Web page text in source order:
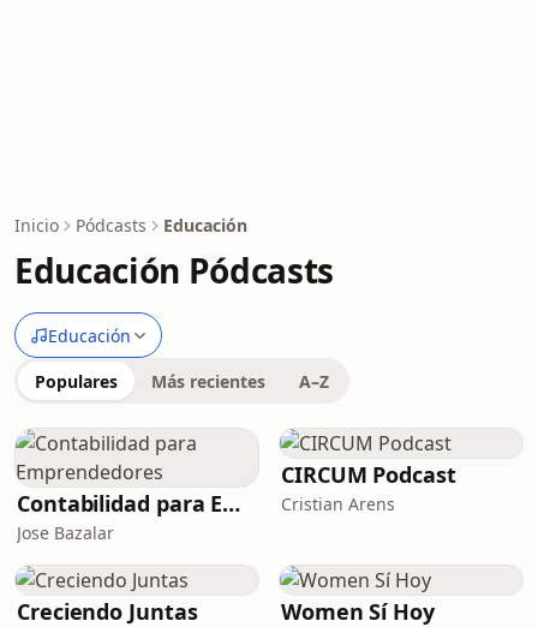
Inicio Pódcasts Educación
Educación Pódcasts
Educación
Populares Más recientes A–Z
Contabilidad para Emprendedores
Jose Bazalar
CIRCUM Podcast
Cristian Arens
Creciendo Juntas Women Sí Hoy